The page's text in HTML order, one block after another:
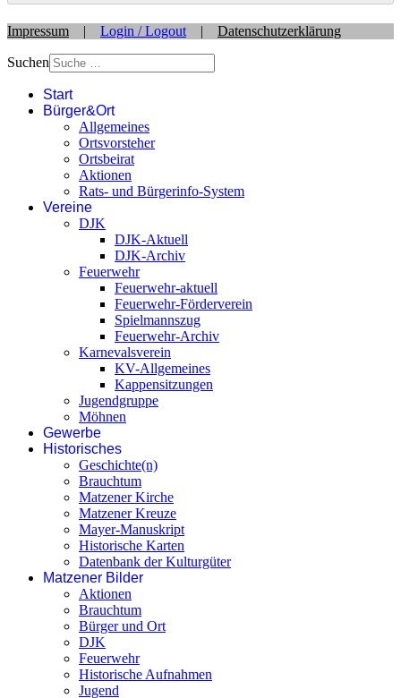
Impressum | Login / Logout | Datenschutzerklärung
Suchen
Start
Bürger&Ort
Allgemeines
Ortsvorsteher
Ortsbeirat
Aktionen
Rats- und Bürgerinfo-System
Vereine
DJK
DJK-Aktuell
DJK-Archiv
Feuerwehr
Feuerwehr-aktuell
Feuerwehr-Förderverein
Spielmannszug
Feuerwehr-Archiv
Karnevalsverein
KV-Allgemeines
Kappensitzungen
Jugendgruppe
Möhnen
Gewerbe
Historisches
Geschichte(n)
Brauchtum
Matzener Kirche
Matzener Kreuze
Mayer-Manuskript
Historische Karten
Datenbank der Kulturgüter
Matzener Bilder
Aktionen
Brauchtum
Bürger und Ort
DJK
Feuerwehr
Historische Aufnahmen
Jugend